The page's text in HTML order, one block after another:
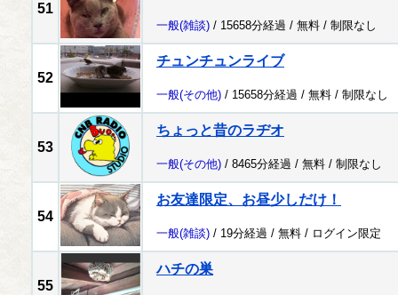
51
一般(雑談) / 15658分経過 / 無料 / 制限なし
52
チュンチュンライブ
一般(その他) / 15658分経過 / 無料 / 制限なし
53
ちょっと昔のラヂオ
一般(その他) / 8465分経過 / 無料 / 制限なし
54
お友達限定、お昼少しだけ！
一般(雑談) / 19分経過 / 無料 / ログイン限定
55
ハチの巣